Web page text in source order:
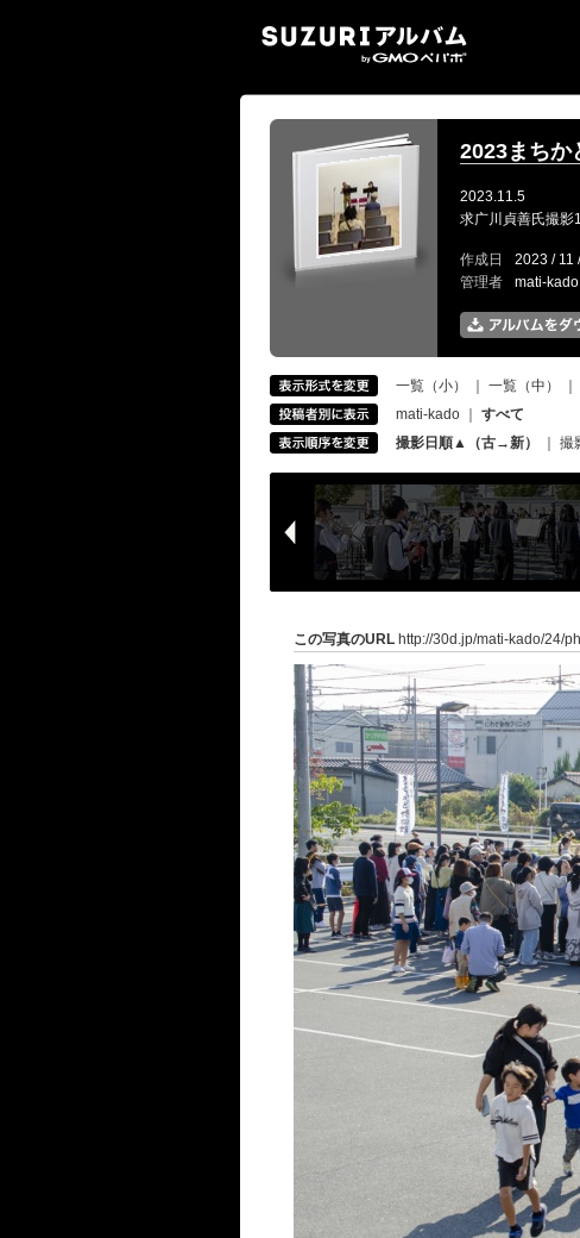
2023まちか
2023.11.5
求广川貞善氏撮影1
作成日 2023 / 11
管理者
mati-
一覧（小） 一覧（中）
mati-kado
すべて
撮影日順▲（古→新）
撮
この写真のURL http://30d.jp/mati-kado/24/